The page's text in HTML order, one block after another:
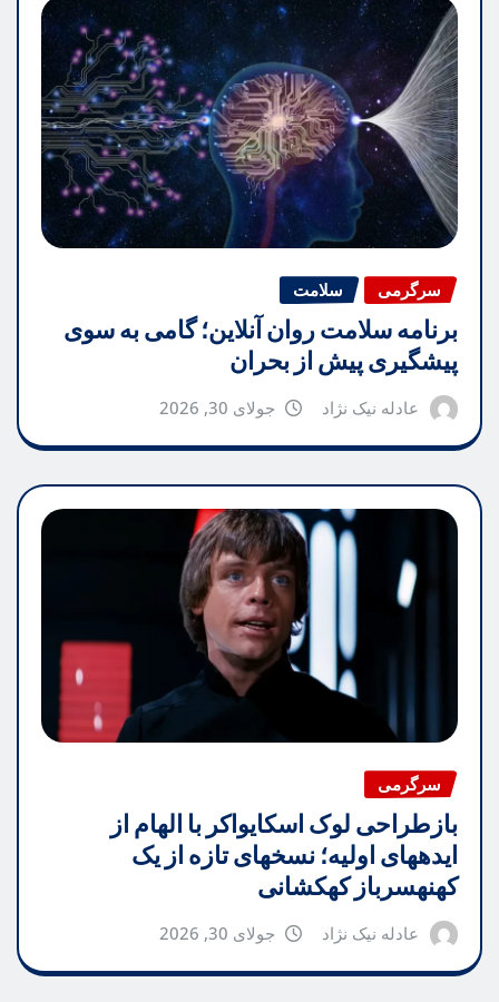
سرگرمی سلامت
برنامه سلامت روان آنلاین؛ گامی به سوی
پیشگیری پیش از بحران
عادله نیک نژاد جولای 30, 2026
سرگرمی
بازطراحی لوک اسکایواکر با الهام از
ایدههای اولیه؛ نسخهای تازه از یک
کهنهسرباز کهکشانی
عادله نیک نژاد جولای 30, 2026